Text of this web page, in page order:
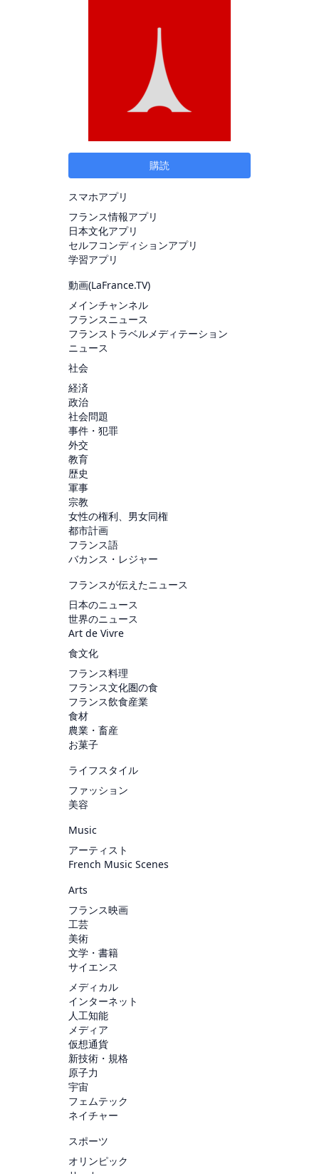
購読
スマホアプリ
フランス情報アプリ
日本文化アプリ
セルフコンディションアプリ
学習アプリ
動画(LaFrance.TV)
メインチャンネル
フランスニュース
フランストラベルメディテーション
ニュース
社会
経済
政治
社会問題
事件・犯罪
外交
教育
歴史
軍事
宗教
女性の権利、男女同権
都市計画
フランス語
バカンス・レジャー
フランスが伝えたニュース
日本のニュース
世界のニュース
Art de Vivre
食文化
フランス料理
フランス文化圏の食
フランス飲食産業
食材
農業・畜産
お菓子
ライフスタイル
ファッション
美容
Music
アーティスト
French Music Scenes
Arts
フランス映画
工芸
美術
文学・書籍
サイエンス
メディカル
インターネット
人工知能
メディア
仮想通貨
新技術・規格
原子力
宇宙
フェムテック
ネイチャー
スポーツ
オリンピック